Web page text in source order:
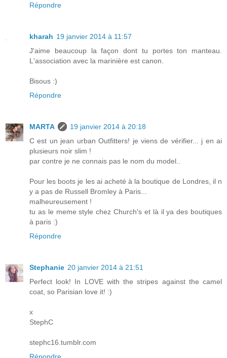
Répondre
kharah 19 janvier 2014 à 11:57
J'aime beaucoup la façon dont tu portes ton manteau.
L'association avec la marinière est canon.
Bisous :)
Répondre
MARTA
19 janvier 2014 à 20:18
C est un jean urban Outfitters! je viens de vérifier... j en ai
plusieurs noir slim !
par contre je ne connais pas le nom du model..
Pour les boots je les ai acheté à la boutique de Londres, il n
y a pas de Russell Bromley à Paris...
malheureusement !
tu as le meme style chez Church's et là il ya des boutiques
à paris :)
Répondre
Stephanie 20 janvier 2014 à 21:51
Perfect look! In LOVE with the stripes against the camel
coat, so Parisian love it! :)
x
StephC
stephc16.tumblr.com